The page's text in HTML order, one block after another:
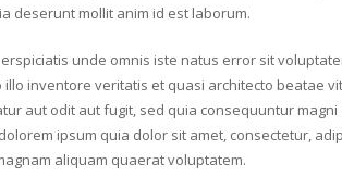
deserunt mollit anim id est laborum.
unde omnis iste natus error sit
illo inventore veritatis et quasi architecto beatae
aut odit aut fugit, sed quia consequuntur
ipsum quia dolor sit amet, consectetur,
aliquam quaerat voluptatem.